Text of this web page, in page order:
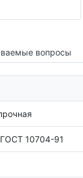
вопросы
10704-91